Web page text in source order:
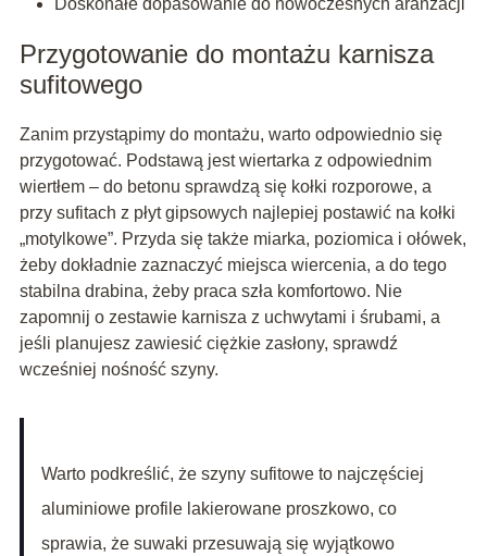
Doskonałe dopasowanie do nowoczesnych aranżacji
Przygotowanie do montażu karnisza
sufitowego
Zanim przystąpimy do montażu, warto odpowiednio się
przygotować. Podstawą jest wiertarka z odpowiednim
wiertłem – do betonu sprawdzą się kołki rozporowe, a
przy sufitach z płyt gipsowych najlepiej postawić na kołki
„motylkowe”. Przyda się także miarka, poziomica i ołówek,
żeby dokładnie zaznaczyć miejsca wiercenia, a do tego
stabilna drabina, żeby praca szła komfortowo. Nie
zapomnij o zestawie karnisza z uchwytami i śrubami, a
jeśli planujesz zawiesić ciężkie zasłony, sprawdź
wcześniej nośność szyny.
Warto podkreślić, że szyny sufitowe to najczęściej
aluminiowe profile lakierowane proszkowo, co
sprawia, że suwaki przesuwają się wyjątkowo